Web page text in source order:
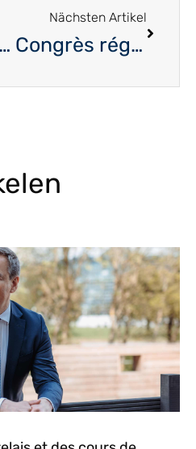
Congrès régional de l’est 2022
Nächsten Artikel
Congrès régional du Sud 2022